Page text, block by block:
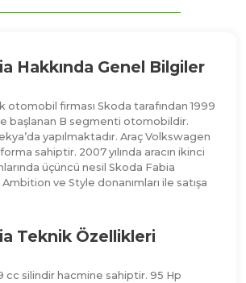
Hakkında Genel Bilgiler
otomobil firması Skoda tarafından 1999
başlanan B segmenti otomobildir.
yapılmaktadır. Araç Volkswagen
sahiptir. 2007 yılında aracın ikinci
üçüncü nesil Skoda Fabia
Ambition ve Style donanımları ile satışa
Teknik Özellikleri
cc silindir hacmine sahiptir. 95 Hp